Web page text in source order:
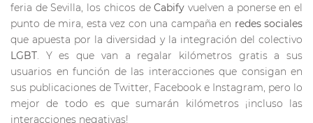
feria de Sevilla, los chicos deCabify vuelven a ponerse en el
punto de mira, esta vez con una campaña en redes sociales
que apuesta por la diversidad y la integración del colectivo
LGBT . Y es que van a regalar kilómetros gratis a sus
usuarios en función de las interacciones que consigan en
sus publicaciones de Twitter, Facebook e Instagram, pero lo
mejor de todo es que sumarán kilómetros ¡incluso las
interacciones negativas!